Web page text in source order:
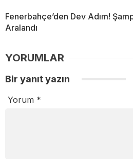
Fenerbahçe’den Dev Adım!
Aralandı
YORUMLAR
Bir yanıt yazın
Yorum *